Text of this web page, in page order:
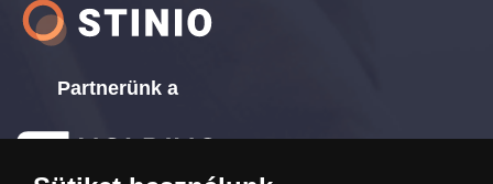
Partnerünk a